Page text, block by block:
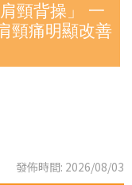
頸背操」 一
頸痛明顯改善
發佈時間: 2026/08/03